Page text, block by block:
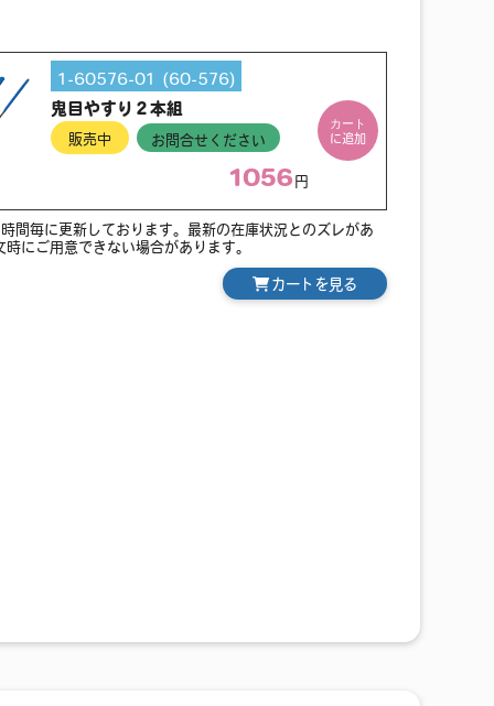
1-60576-01 (60-576)
鬼目やすり２本組
販売中 お問合せください
1056 円
カート
に追加
間毎に更新しております。最新の在庫状況とのズレがあ
時にご用意できない場合があります。
カートを見る